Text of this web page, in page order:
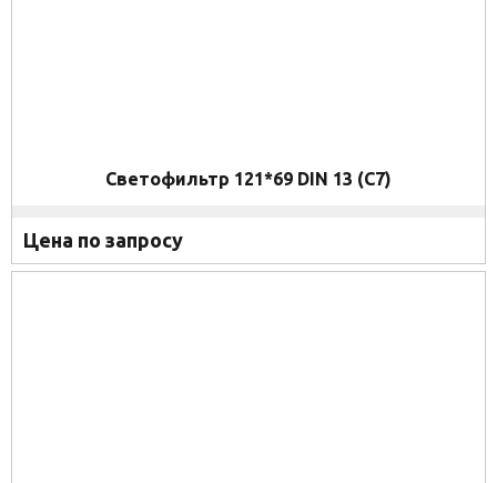
Светофильтр 121*69 DIN 13 (C7)
Цена по запросу